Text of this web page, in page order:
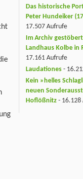
Das historische
Peter Hundeiker
17.507 Aufrufe
Im Archiv
Landhaus Kolbe in
17.161 Aufrufe
Laudationes -
Kein »helles
neuen
Hoflößnitz - 16.128